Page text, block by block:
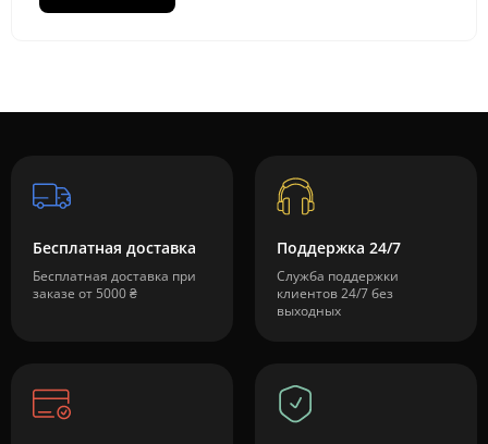
Бесплатная доставка
Бесплатная доставка при
заказе от 5000 ₴
Поддержка 24/7
Служба поддержки
клиентов 24/7 без
выходных